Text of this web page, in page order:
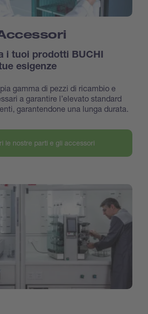
i tuoi prodotti BUCHI
esigenze
gamma di pezzi di ricambio e
a garantire l’elevato standard
garantendone una lunga durata.
le nostre parti e gli accessori